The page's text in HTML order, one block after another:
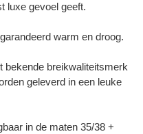
luxe gevoel geeft.
warm en droog.
bekende breikwaliteitsmerk
geleverd in een leuke
in de maten 35/38 +